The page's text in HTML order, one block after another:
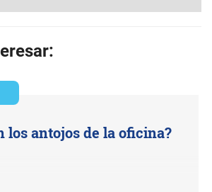
los antojos de la oficina?